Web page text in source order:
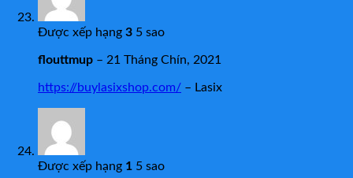
Được xếp hạng 3 5 sao
flouttmup – 21 Tháng Chín, 2021
https://buylasixshop.com/ – Lasix
Được xếp hạng 1 5 sao